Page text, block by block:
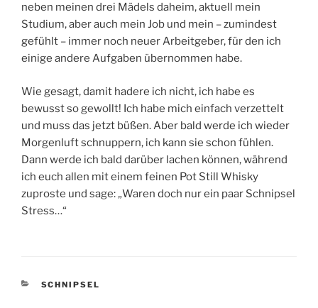
neben meinen drei Mädels daheim, aktuell mein
Studium, aber auch mein Job und mein – zumindest
gefühlt – immer noch neuer Arbeitgeber, für den ich
einige andere Aufgaben übernommen habe.
Wie gesagt, damit hadere ich nicht, ich habe es
bewusst so gewollt! Ich habe mich einfach verzettelt
und muss das jetzt büßen. Aber bald werde ich wieder
Morgenluft schnuppern, ich kann sie schon fühlen.
Dann werde ich bald darüber lachen können, während
ich euch allen mit einem feinen Pot Still Whisky
zuproste und sage: „Waren doch nur ein paar Schnipsel
Stress…“
KATEGORIEN
SCHNIPSEL